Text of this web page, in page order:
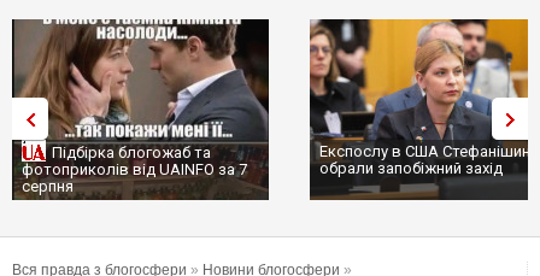
Підбірка блогожаб та
фотоприколів від UAINFO за 7
серпня
Експослу в США
обрали запобіжний захід
Вся правда з блогосфери » Новини блогосфери »